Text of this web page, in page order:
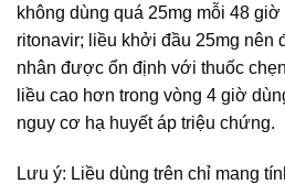
không dùng quá 25mg mỗi 48
ritonavir; liều khởi đầu 25mg nên
nhân được ổn định với thuốc
liều cao hơn trong vòng 4 giờ
nguy cơ hạ huyết áp triệu chứng.
Lưu ý: Liều dùng trên chỉ mang